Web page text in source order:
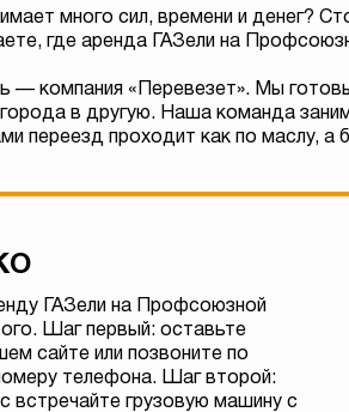
много сил, времени и денег?
где аренда ГАЗели на
— компания «Перевезет». Мы
в другую. Наша команда
переезд проходит как по маслу, а
ГАЗели на Профсоюзной
Шаг первый: оставьте
сайте или позвоните по
телефона. Шаг второй:
встречайте грузовую машину с